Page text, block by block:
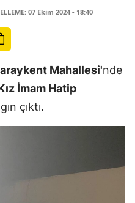
07 Ekim 2024 - 18:40
Mahallesi'nde
İmam Hatip
çıktı.